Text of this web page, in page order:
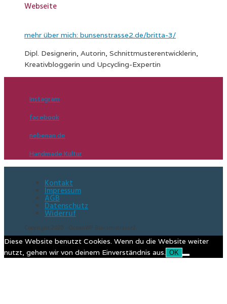
Webseite
mehr über mich: bunsenstrasse2.de/britta-3/
Dipl. Designerin, Autorin, Schnittmusterentwicklerin,
Kreativbloggerin und Upcycling-Expertin
Instagram
facebook
nebenan.de
Handmade Kultur
Kontakt
Impressum
AGB
Datenschutz
Widerruf
Copyright 2020 - OceanWP-Bunsenstrasse2
Diese Website benutzt Cookies. Wenn du die Website weiter
nutzt, gehen wir von deinem Einverständnis aus. OK